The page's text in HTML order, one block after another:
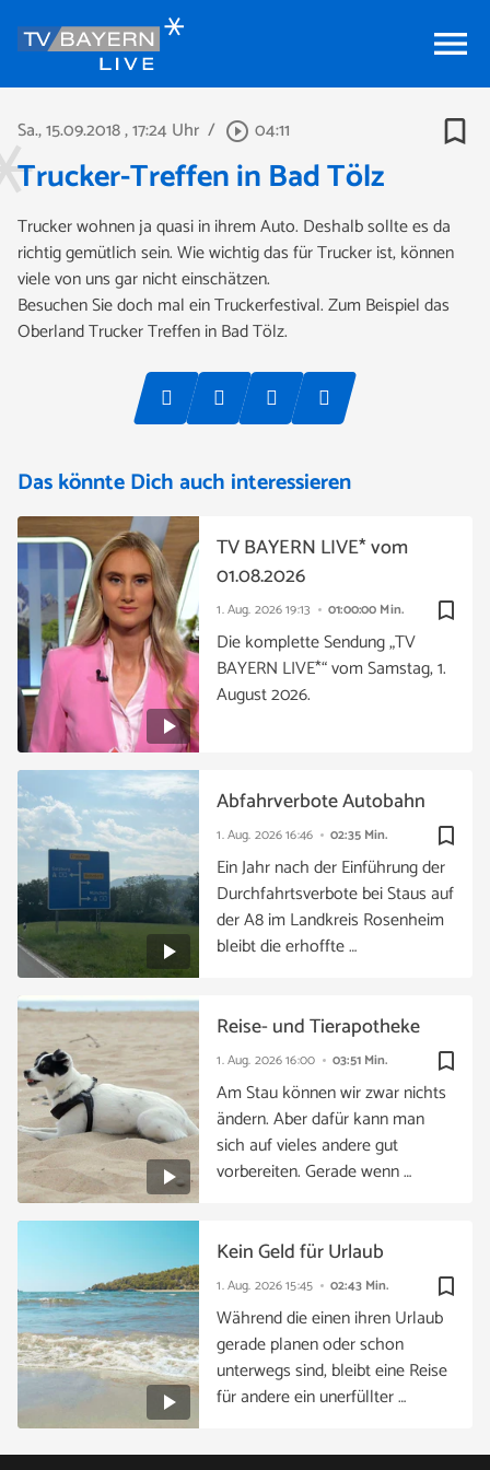
menu
Sa., 15.09.2018, 17:24 Uhr / play_circle_outline 04:11 bookmark_border
Trucker-Treffen in Bad Tölz
Trucker wohnen ja quasi in ihrem Auto. Deshalb sollte es da
richtig gemütlich sein. Wie wichtig das für Trucker ist, können
viele von uns gar nicht einschätzen.
Besuchen Sie doch mal ein Truckerfestival. Zum Beispiel das
Oberland Trucker Treffen in Bad Tölz.
Das könnte Dich auch interessieren
bookmark_border
1. Aug. 202619:13 01:00:00 Min.
TV BAYERN LIVE* vom
01.08.2026
Die komplette Sendung „TV
BAYERN LIVE*“ vom Samstag, 1.
August 2026.
bookmark_border
1. Aug. 202616:46 02:35 Min.
Abfahrverbote Autobahn
Ein Jahr nach der Einführung der
Durchfahrtsverbote bei Staus auf
der A8 im Landkreis Rosenheim
bleibt die erhoffte …
bookmark_border
1. Aug. 202616:00 03:51 Min.
Reise- und Tierapotheke
Am Stau können wir zwar nichts
ändern. Aber dafür kann man
sich auf vieles andere gut
vorbereiten. Gerade wenn …
bookmark_border
1. Aug. 202615:45 02:43 Min.
Kein Geld für Urlaub
Während die einen ihren Urlaub
gerade planen oder schon
unterwegs sind, bleibt eine Reise
für andere ein unerfüllter …